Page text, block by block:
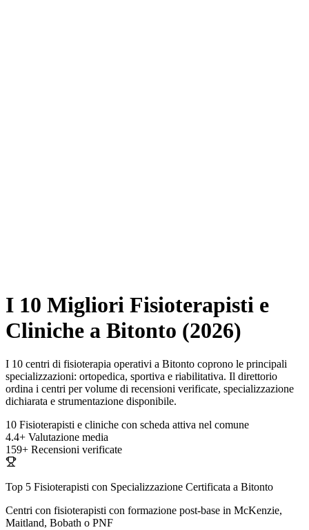
I 10 Migliori Fisioterapisti e
Cliniche a Bitonto (2026)
I 10 centri di fisioterapia operativi a Bitonto coprono le principali
specializzazioni: ortopedica, sportiva e riabilitativa. Il direttorio
ordina i centri per volume di recensioni verificate, specializzazione
dichiarata e strumentazione disponibile.
10 Fisioterapisti e cliniche con scheda attiva nel comune
4.4+ Valutazione media
159+ Recensioni verificate
Top 5 Fisioterapisti con Specializzazione Certificata a Bitonto
Centri con fisioterapisti con formazione post-base in McKenzie,
Maitland, Bobath o PNF